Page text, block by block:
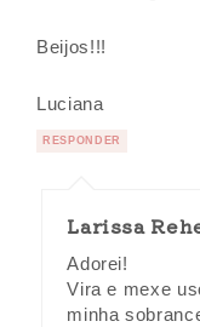
Beijos!!!
Luciana
RESPONDER
Larissa
Adorei!
Vira e mexe
minha